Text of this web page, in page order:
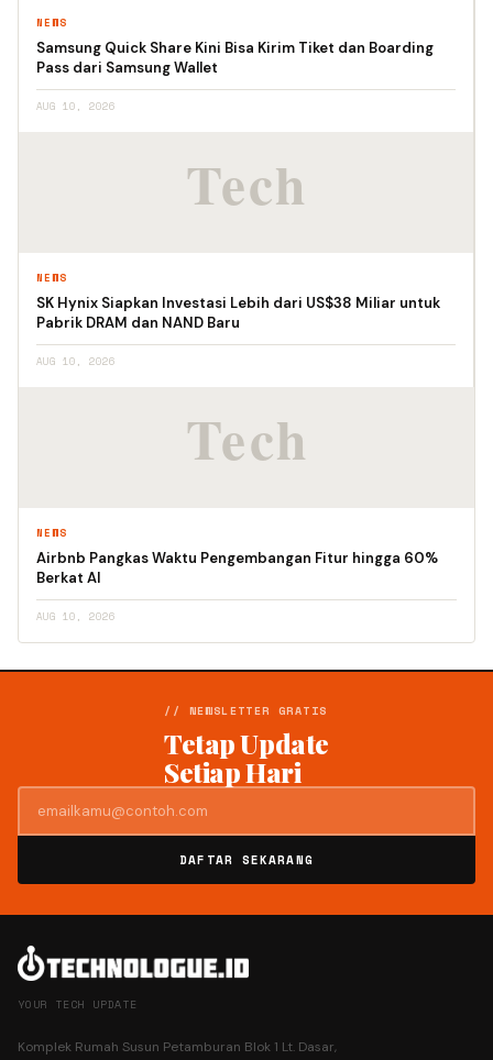
NEWS
Samsung Quick Share Kini Bisa Kirim Tiket dan Boarding
Pass dari Samsung Wallet
AUG 10, 2026
NEWS
SK Hynix Siapkan Investasi Lebih dari US$38 Miliar untuk
Pabrik DRAM dan NAND Baru
AUG 10, 2026
NEWS
Airbnb Pangkas Waktu Pengembangan Fitur hingga 60%
Berkat AI
AUG 10, 2026
// NEWSLETTER GRATIS
Tetap Update
Setiap Hari
DAFTAR SEKARANG
YOUR TECH UPDATE
Komplek Rumah Susun Petamburan Blok 1 Lt. Dasar,